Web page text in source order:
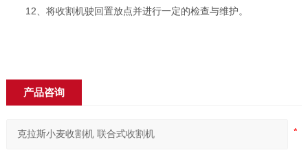
12、将收割机驶回置放点并进行一定的检查与维护。
产品咨询